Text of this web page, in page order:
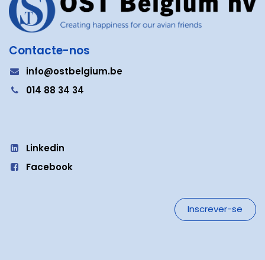
Contacte-nos
info@ostbelgium.be
014 88 34 34
Linkedin
Facebook
Inscrever-se